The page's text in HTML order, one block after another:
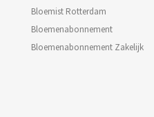
Bloemist Rotterdam
Bloemenabonnement
Bloemenabonnement Zakelijk